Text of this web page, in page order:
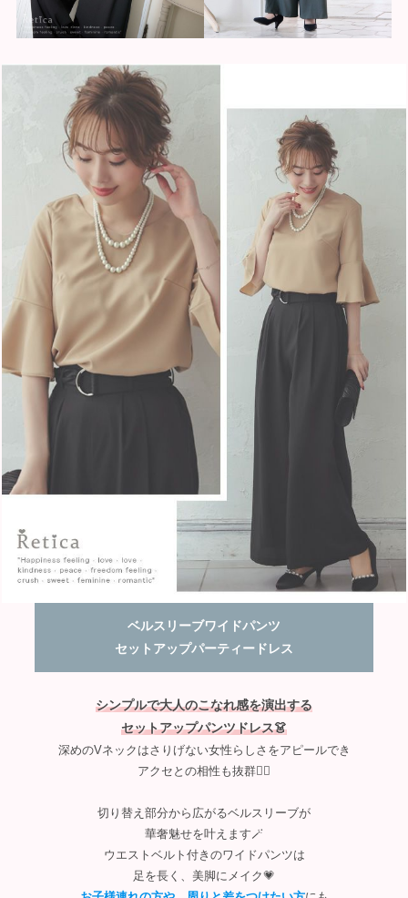
ベルスリーブワイドパンツ
セットアップパーティードレス
シンプルで大人のこなれ感を演出する
セットアップパンツドレス👗
深めのVネックはさりげない女性らしさをアピールでき
アクセとの相性も抜群🙆‍♀️
切り替え部分から広がるベルスリーブが
華奢魅せを叶えます🪄
ウエストベルト付きのワイドパンツは
足を長く、美脚にメイク💗